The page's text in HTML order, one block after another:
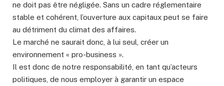
ne doit pas être négligée. Sans un cadre réglementaire
stable et cohérent, l’ouverture aux capitaux peut se faire
au détriment du climat des affaires.
Le marché ne saurait donc, à lui seul, créer un
environnement « pro-business ».
Il est donc de notre responsabilité, en tant qu’acteurs
politiques, de nous employer à garantir un espace